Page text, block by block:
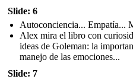
Slide: 6
Autoconciencia... Empatía...
Alex mira el libro con
ideas de Goleman: la
manejo de las emociones...
Slide: 7